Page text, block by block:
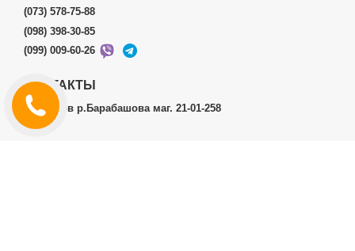
(073) 578-75-88
(098) 398-30-85
(099) 009-60-26
КОНТАКТЫ
г.Харьков р.Барабашова маг. 21-01-258